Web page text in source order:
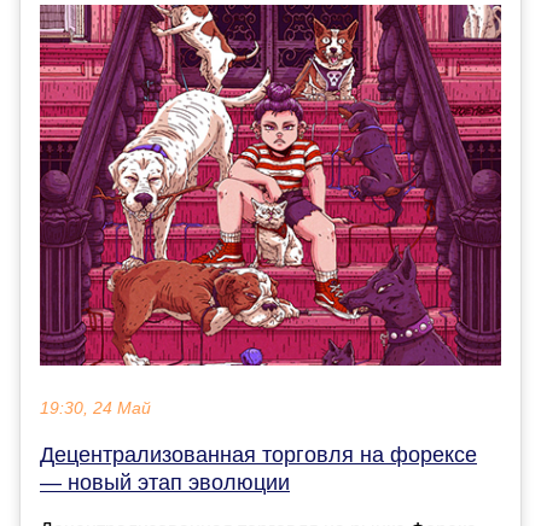
19:30, 24 Май
Децентрализованная торговля на форексе
— новый этап эволюции